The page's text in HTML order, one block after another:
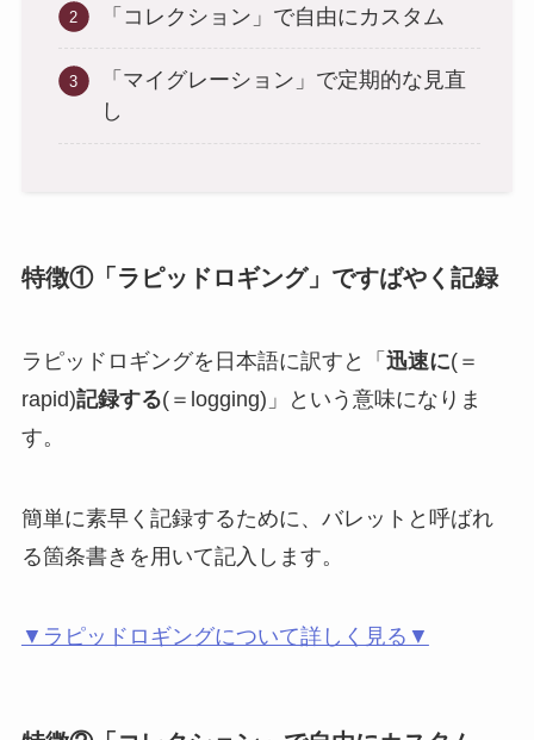
「コレクション」で自由にカスタム
「マイグレーション」で定期的な見直
し
特徴①「ラピッドロギング」ですばやく記録
ラピッドロギングを日本語に訳すと「 迅速に(＝
rapid)記録する(＝logging)」という意味になりま
す。
簡単に素早く記録するために、バレットと呼ばれ
る箇条書きを用いて記入します。
▼ラピッドロギングについて詳しく見る▼